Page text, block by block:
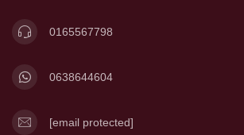
0165567798
0638644604
[email protected]